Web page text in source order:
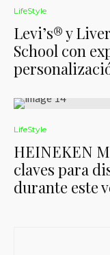
LifeStyle
Levi’s® y
School con
LifeStyle
HEINEKEN
claves para
durante este